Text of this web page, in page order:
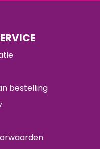
bestelling